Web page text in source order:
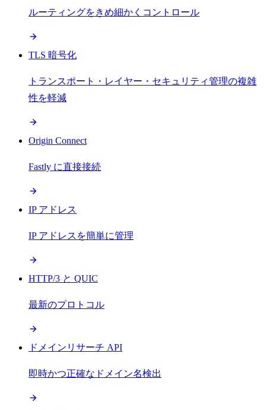
ルーティングをきめ細かくコントロール
TLS 暗号化
トランスポート・レイヤー・セキュリティ管理の複雑
性を軽減
Origin Connect
Fastly に直接接続
IP アドレス
IP アドレスを簡単に管理
HTTP/3 と QUIC
最新のプロトコル
ドメインリサーチ API
即時かつ正確なドメイン名検出